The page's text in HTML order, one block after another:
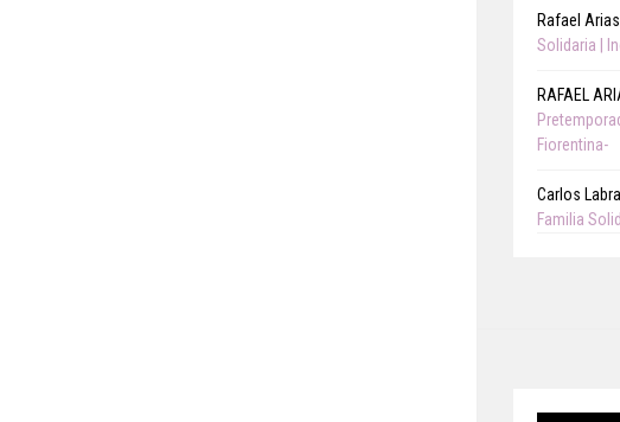
Rafael Arias
Solidaria |
RAFAEL
Fiorentina-
Carlos
Familia